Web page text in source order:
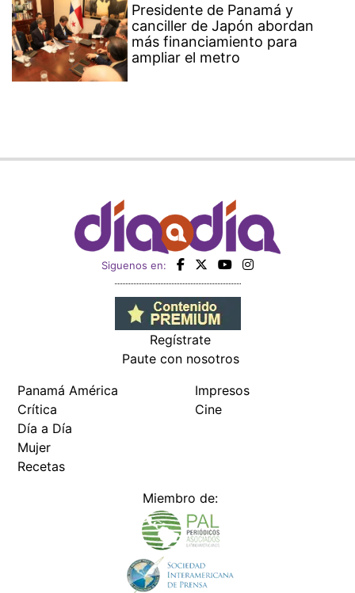
Presidente de Panamá y
canciller de Japón abordan
más financiamiento para
ampliar el metro
Siguenos en:
Regístrate
Paute con nosotros
Panamá América
Crítica
Día a Día
Mujer
Recetas
Impresos
Cine
Miembro de: